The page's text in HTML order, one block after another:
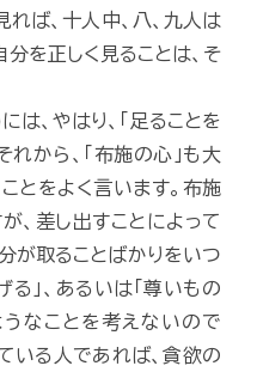
ば、十人中、八、九人は
分を正しく見ることは、そ
は、やはり、「足ることを
から、「布施の心」も大
とをよく言います。布施
、差し出すことによって
が取ることばかりをいつ
」、あるいは「尊いもの
うなことを考えないので
いる人であれば、貪欲の